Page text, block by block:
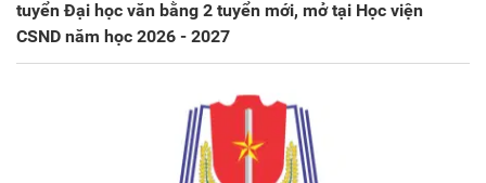
tuyển Đại học văn bằng 2 tuyển mới, mở tại Học viện
CSND năm học 2026 - 2027